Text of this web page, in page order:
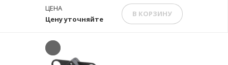
Цену уточняйте
ЦЕНА
В КОРЗИНУ